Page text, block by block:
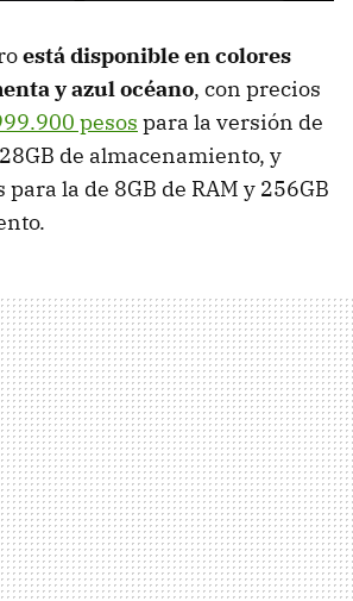
está disponible en colores
y azul océano, con precios
pesos para la versión de
de almacenamiento, y
la de 8GB de RAM y 256GB